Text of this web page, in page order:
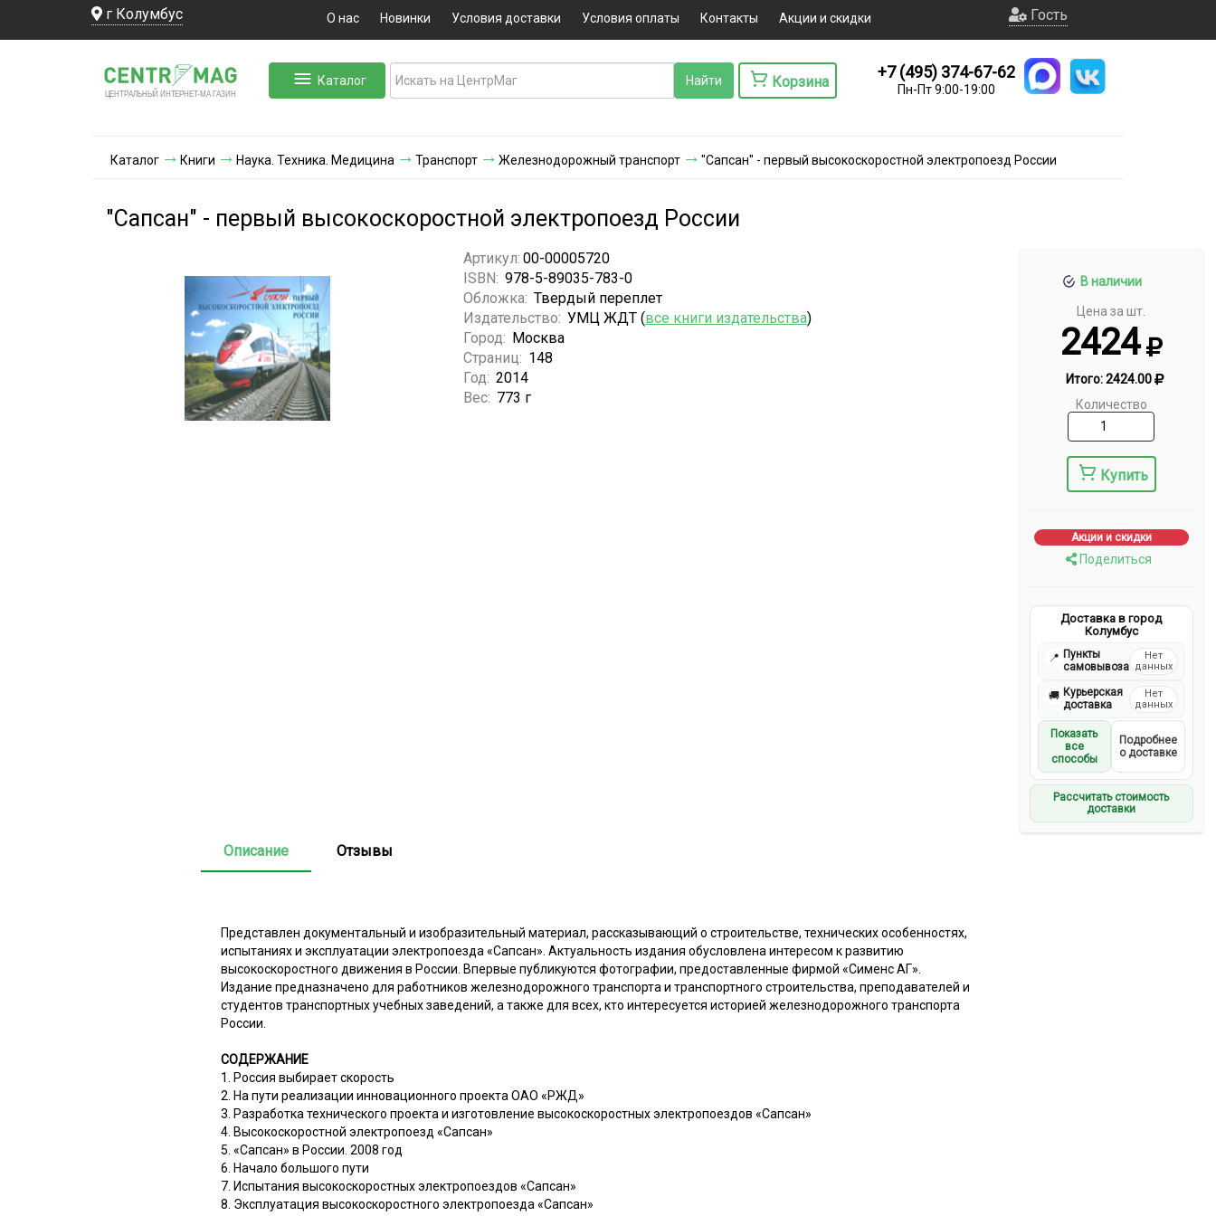
г Колумбус О нас Новинки Условия доставки Условия оплаты Контакты Акции и скидки Гость
ЦЕНТРАЛЬНЫЙ ИНТЕРНЕТ-МА ГАЗИН
Каталог Корзина
+7 (495) 374-67-62
Пн-Пт 9:00-19:00
Каталог Книги Наука. Техника. Медицина Транспорт Железнодорожный транспорт "Сапсан" - первый высокоскоростной электропоезд России
"Сапсан" - первый высокоскоростной электропоезд России
В наличии
Цена за шт.
2424
Итого:2424.00
Количество
Купить
Акции и скидки
Поделиться
Доставка в город
Колумбус
📍 Пункты
самовывоза
Нет
данных
🚚 Курьерская
доставка
Нет
данных
Показать
все
способы
Подробнее
о доставке
Рассчитать стоимость
доставки
Артикул: 00-00005720
ISBN: 978-5-89035-783-0
Обложка: Твердый переплет
Издательство: УМЦ ЖДТ (все книги издательства)
Город: Москва
Страниц: 148
Год: 2014
Вес: 773 г
Описание Отзывы
Представлен документальный и изобразительный материал, рассказывающий о строительстве, технических особенностях,
испытаниях и эксплуатации электропоезда «Сапсан». Актуальность издания обусловлена интересом к развитию
высокоскоростного движения в России. Впервые публикуются фотографии, предоставленные фирмой «Сименс АГ».
Издание предназначено для работников железнодорожного транспорта и транспортного строительства, преподавателей и
студентов транспортных учебных заведений, а также для всех, кто интересуется историей железнодорожного транспорта
России.
СОДЕРЖАНИЕ
1. Россия выбирает скорость
2. На пути реализации инновационного проекта ОАО «РЖД»
3. Разработка технического проекта и изготовление высокоскоростных электропоездов «Сапсан»
4. Высокоскоростной электропоезд «Сапсан»
5. «Сапсан» в России. 2008 год
6. Начало большого пути
7. Испытания высокоскоростных электропоездов «Сапсан»
8. Эксплуатация высокоскоростного электропоезда «Сапсан»